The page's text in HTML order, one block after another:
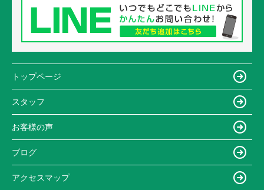
トップページ
スタッフ
お客様の声
ブログ
アクセスマップ